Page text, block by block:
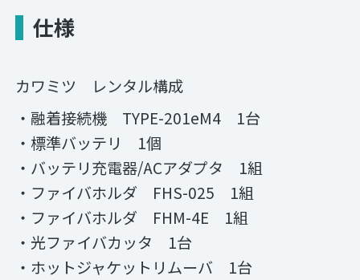
仕様
カワミツ レンタル構成
・融着接続機 TYPE-201eM4 1台
・標準バッテリ 1個
・バッテリ充電器/ACアダプタ 1組
・ファイバホルダ FHS-025 1組
・ファイバホルダ FHM-4E 1組
・光ファイバカッタ 1台
・ホットジャケットリムーバ 1台